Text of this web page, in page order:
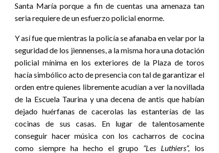
Santa María porque a fin de cuentas una amenaza tan
seria requiere de un esfuerzo policial enorme.
Y así fue que mientras la policía se afanaba en velar por la
seguridad de los jiennenses, a la misma hora una dotación
policial mínima en los exteriores de la Plaza de toros
hacía simbólico acto de presencia con tal de garantizar el
orden entre quienes libremente acudían a ver la novillada
de la Escuela Taurina y una decena de antis que habían
dejado huérfanas de cacerolas las estanterías de las
cocinas de sus casas. En lugar de talentosamente
conseguir hacer música con los cacharros de cocina
como siempre ha hecho el grupo “Les Luthiers”, los